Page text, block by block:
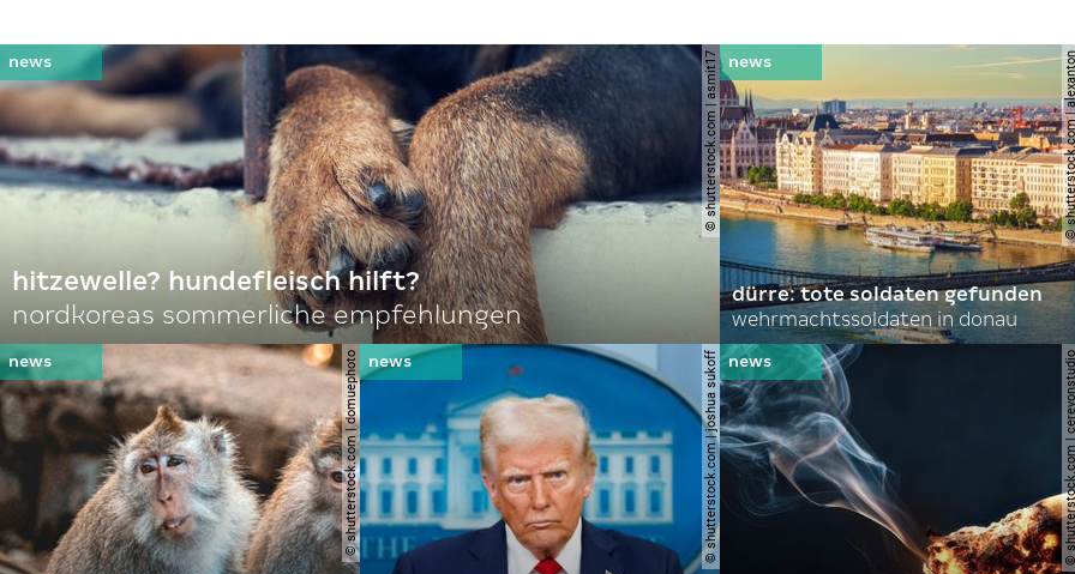
© shutterstock.com | asmit17
hitzewelle? hundefleisch hilft?
nordkoreas sommerliche empfehlungen
©
dürre: tote soldaten gefunden
wehrmachtssoldaten in donau
© shutterstock.com | domuephoto © shutterstock.com | joshua sukoff ©